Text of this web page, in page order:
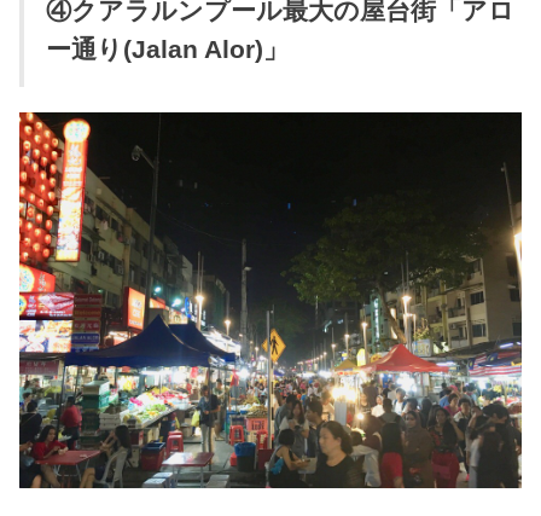
④クアラルンプール最大の屋台街「アロ
ー通り(Jalan Alor)」